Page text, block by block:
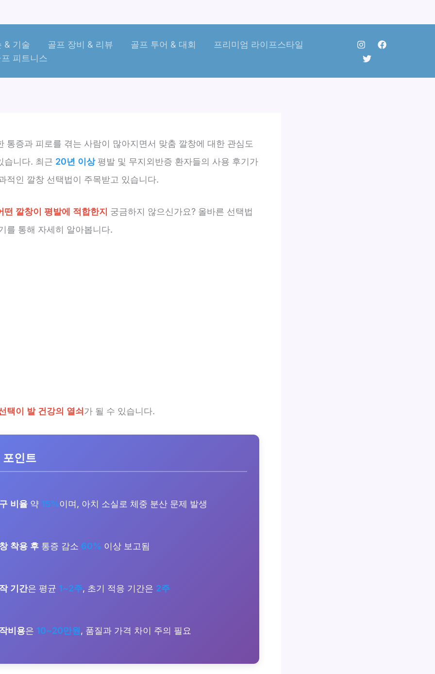
& 기술 골프 장비 & 리뷰 골프 투어 & 대회
프리미엄 라이프스타일
피트니스
통증과 피로를 겪는 사람이 많아지면서 맞춤 깔창에 대한 관심도
습니다. 최근 20년 이상평발 및 무지외반증 환자들의 사용 후기가
적인 깔창 선택법이 주목받고 있습니다.
떤 깔창이 평발에 적합한지 궁금하지 않으신가요? 올바른 선택법
를 통해 자세히 알아봅니다.
택이 발 건강의 열쇠 가 될 수 있습니다.
포인트
비율 약 15%이며, 아치 소실로 체중 분산 문제 발생
착용 후 통증 감소 60% 이상 보고됨
기간은 평균 1~2주, 초기 적응 기간은 2주
비용은 10~20만원, 품질과 가격 차이 주의 필요